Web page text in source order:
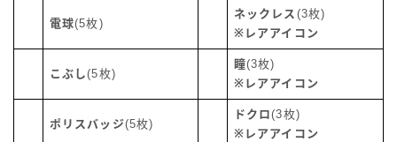
電球(5枚)
ネックレス (3枚)
※レアアイコン
こぶし(5枚)
瞳(3枚)
※レアアイコン
ポリスバッジ(5枚)
ドクロ(3枚)
※レアアイコン